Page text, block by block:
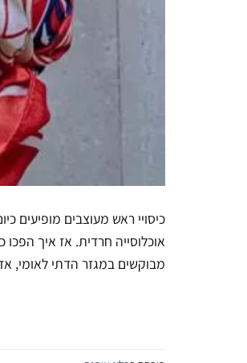
כיסויי ראש מעוצבים מופיעים
אוכלוסייה חרדית. אז איך
מבוקשים במגזר הדתי לאומי,